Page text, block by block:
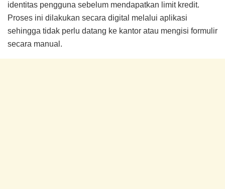
identitas pengguna sebelum mendapatkan limit kredit.
Proses ini dilakukan secara digital melalui aplikasi
sehingga tidak perlu datang ke kantor atau mengisi formulir
secara manual.